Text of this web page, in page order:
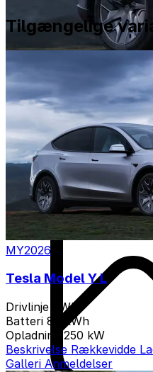
Tilgængelige
MY2026
Tesla Model Y L
Drivlinje
AWD
Batteri 89 kWh
Opladning
250 kW
Beskrivelse Rækkevidde
Galleri Anmeldelser